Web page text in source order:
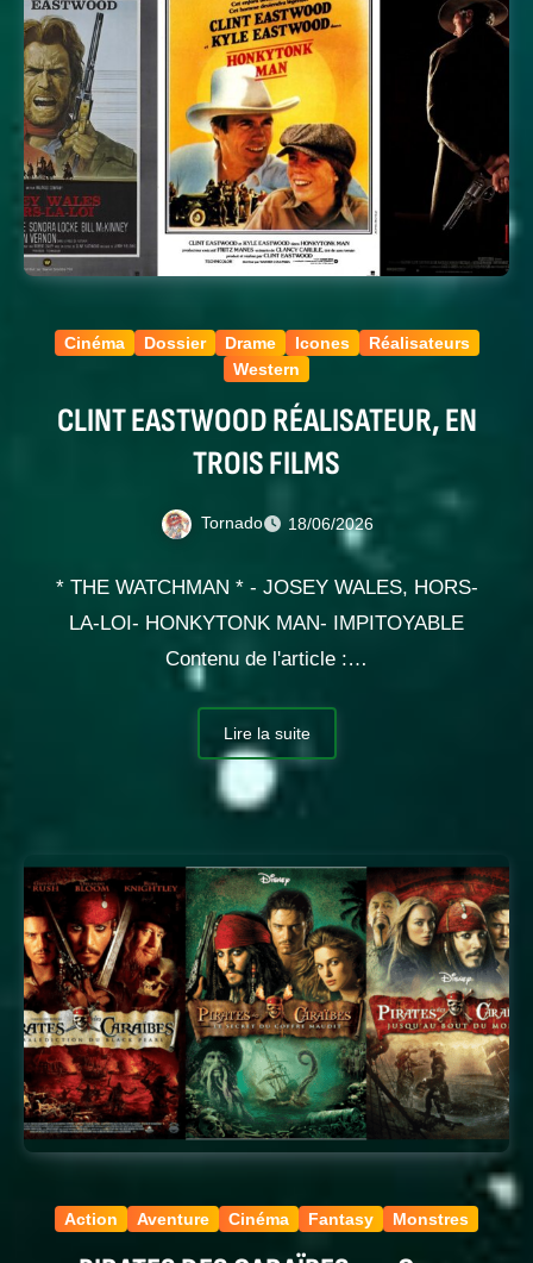
Cinéma Dossier Drame Icones
Réalisateurs
Western
CLINT EASTWOOD RÉALISATEUR, EN
TROIS FILMS
Tornado 18/06/2026
* THE WATCHMAN * - JOSEY WALES, HORS-
LA-LOI- HONKYTONK MAN- IMPITOYABLE
Contenu de l'article :…
Lire la suite
Action Aventure Cinéma Fantasy Monstres